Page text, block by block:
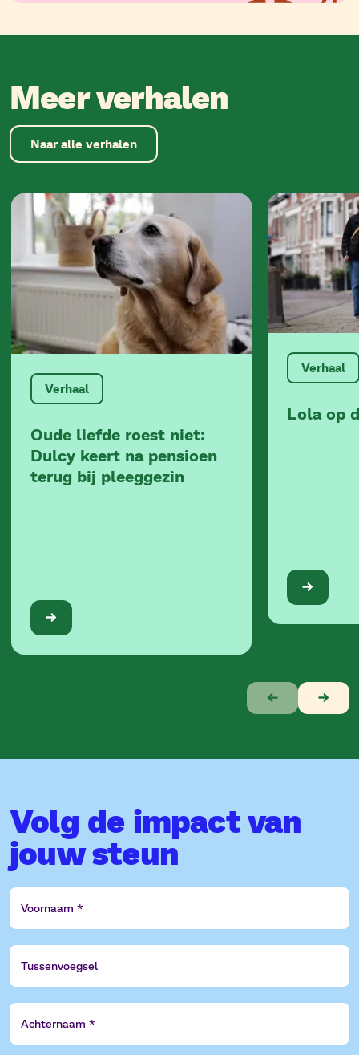
Meer verhalen
Naar alle verhalen
Verhaal
Oude liefde roest niet:
Dulcy keert na pensioen
terug bij pleeggezin
Verhaal
Lola op
Volg de impact van
jouw steun
Voornaam
Tussenvoegsel
Achternaam